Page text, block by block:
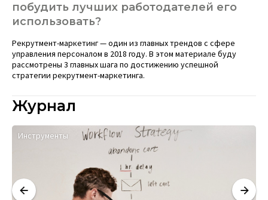
побудить лучших работодателей его
использовать?
Рекрутмент-маркетинг — один из главных трендов с сфере
управления персоналом в 2018 году. В этом материале буду
рассмотрены 3 главных шага по достижению успешной
стратегии рекрутмент-маркетинга.
Журнал
Инструменты